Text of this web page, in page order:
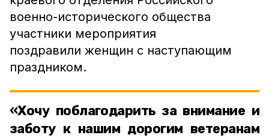
военно-исторического общества
участники мероприятия
поздравили женщин с наступающим
праздником.
«Хочу поблагодарить за внимание и
заботу к нашим дорогим ветеранам